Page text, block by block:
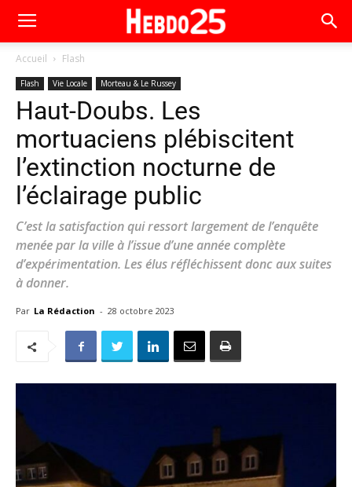
Accueil Flash
Flash Vie Locale Morteau & Le Russey
Haut-Doubs. Les
mortuaciens plébiscitent
l’extinction nocturne de
l’éclairage public
C’est la satisfaction qui ressort largement de l’enquête
menée par la ville à l’issue d’une année complète
d’expérimentation. Les élus réfléchissent donc aux suites
à donner.
Par La Rédaction - 28 octobre 2023